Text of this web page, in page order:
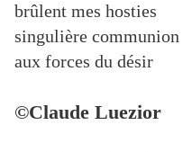
brûlent mes hosties
singulière communion
aux forces du désir
©Claude Luezior